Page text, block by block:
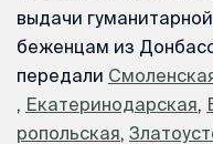
выдачи
беженцам из
передали
, Екатеринодарская,
ропольская,